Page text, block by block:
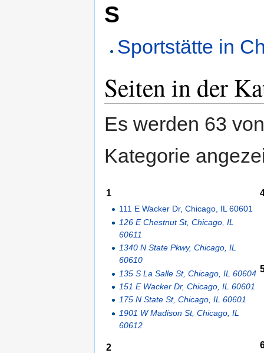
S
Sportstätte in
Seiten in der
Es werden 63
Kategorie
1
111 E Wacker Dr, Chicago, IL 60601
126 E Chestnut St, Chicago, IL
60611
1340 N State Pkwy, Chicago, IL
60610
135 S La Salle St, Chicago, IL 60604
151 E Wacker Dr, Chicago, IL 60601
175 N State St, Chicago, IL 60601
1901 W Madison St, Chicago, IL
60612
2